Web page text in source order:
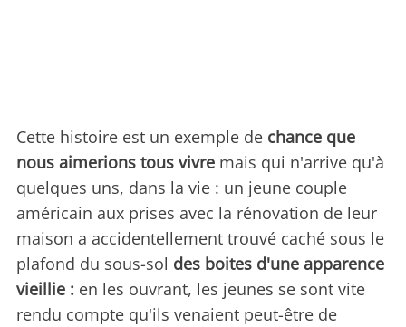
Cette histoire est un exemple de chance que
nous aimerions tous vivre mais qui n'arrive qu'à
quelques uns, dans la vie : un jeune couple
américain aux prises avec la rénovation de leur
maison a accidentellement trouvé caché sous le
plafond du sous-sol des boites d'une apparence
vieillie : en les ouvrant, les jeunes se sont vite
rendu compte qu'ils venaient peut-être de